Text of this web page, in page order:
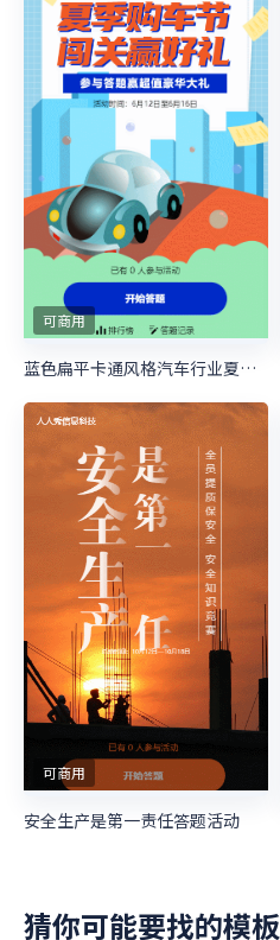
可商用
蓝色扁平卡通风格汽车行业夏季购物节闯关答题活动
可商用
安全生产是第一责任答题活动
猜你可能要找的模板